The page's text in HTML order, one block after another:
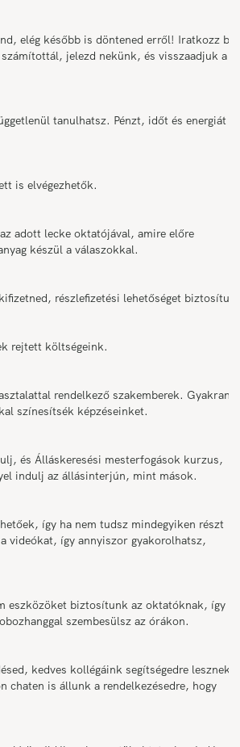
elég később is döntened erről! Iratkozz be a
jelezd nekünk, és visszaadjuk a
tanulhatsz. Pénzt, időt és energiát
is elvégezhetők.
adott lecke oktatójával, amire előre
készül a válaszokkal.
részlefizetési lehetőséget biztosítunk.
rejtett költségeink.
rendelkező szakemberek. Gyakran
színesítsék képzéseinket.
és Álláskeresési mesterfogások kurzus,
indulj az állásinterjún, mint mások.
így ha nem tudsz mindegyiken részt
videókat, így annyiszor gyakorolhatsz,
eszközöket biztosítunk az oktatóknak, így
szembesülsz az órákon.
kedves kollégáink segítségedre lesznek az
chaten is állunk a rendelkezésedre, hogy